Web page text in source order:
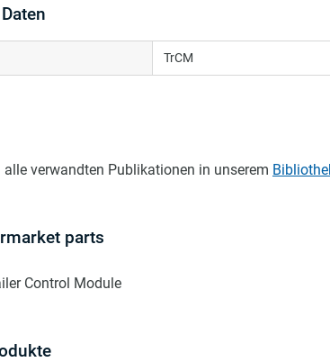
TrCM
alle verwandten Publikationen in unserem
parts
Control Module